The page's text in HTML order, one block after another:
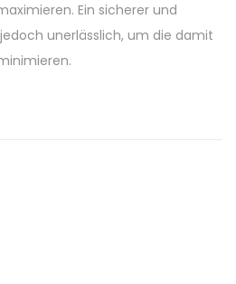
Ein sicherer und
unerlässlich, um die damit